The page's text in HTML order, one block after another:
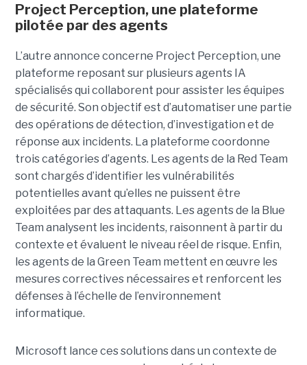
Project Perception, une plateforme
pilotée par des agents
L’autre annonce concerne Project Perception, une
plateforme reposant sur plusieurs agents IA
spécialisés qui collaborent pour assister les équipes
de sécurité. Son objectif est d’automatiser une partie
des opérations de détection, d’investigation et de
réponse aux incidents. La plateforme coordonne
trois catégories d’agents. Les agents de la Red Team
sont chargés d’identifier les vulnérabilités
potentielles avant qu’elles ne puissent être
exploitées par des attaquants. Les agents de la Blue
Team analysent les incidents, raisonnent à partir du
contexte et évaluent le niveau réel de risque. Enfin,
les agents de la Green Team mettent en œuvre les
mesures correctives nécessaires et renforcent les
défenses à l’échelle de l’environnement
informatique.
Microsoft lance ces solutions dans un contexte de